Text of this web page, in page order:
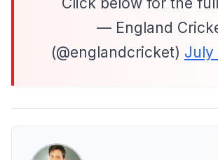
— England
(@englandcricket) July